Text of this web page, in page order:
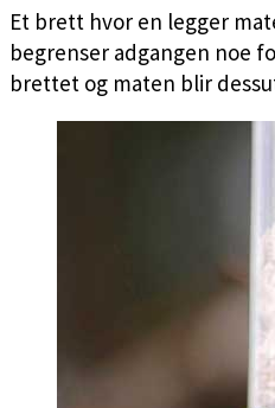
Et brett hvor en legger
begrenser adgangen noe
brettet og maten blir